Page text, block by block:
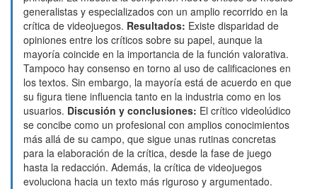
generalistas y especializados con un amplio recorrido en la
crítica de videojuegos. Resultados: Existe disparidad de
opiniones entre los críticos sobre su papel, aunque la
mayoría coincide en la importancia de la función valorativa.
Tampoco hay consenso en torno al uso de calificaciones en
los textos. Sin embargo, la mayoría está de acuerdo en que
su figura tiene influencia tanto en la industria como en los
usuarios. Discusión y conclusiones: El crítico videolúdico
se concibe como un profesional con amplios conocimientos
más allá de su campo, que sigue unas rutinas concretas
para la elaboración de la crítica, desde la fase de juego
hasta la redacción. Además, la crítica de videojuegos
evoluciona hacia un texto más riguroso y argumentado.